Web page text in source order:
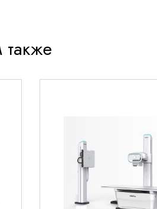
0,1–1200 мл/ч
удобного контроля параметров
(до 4 часов)